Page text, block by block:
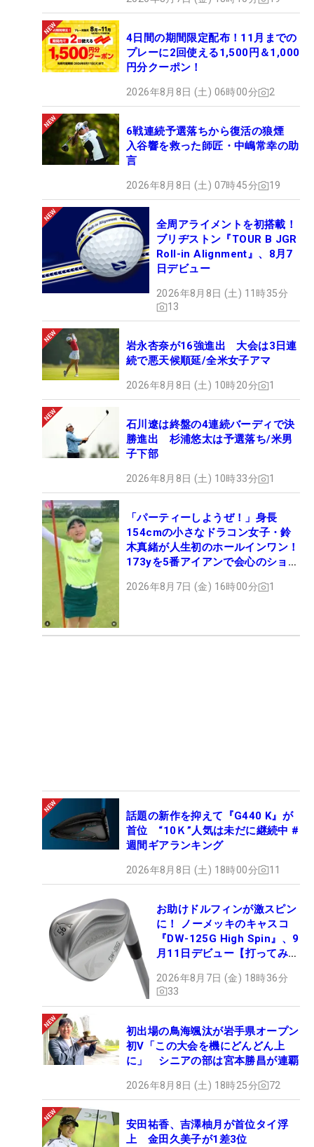
4日間の期間限定配布！11月までの
プレーに2回使える1,500円＆1,000
円分クーポン！
2026年8月8日 (土) 06時00分 2
6戦連続予選落ちから復活の狼煙
入谷響を救った師匠・中嶋常幸の助
言
2026年8月8日 (土) 07時45分 19
全周アライメントを初搭載！
ブリヂストン『TOUR B JGR
Roll-in Alignment』、8月7
日デビュー
2026年8月8日 (土) 11時35分
13
岩永杏奈が16強進出 大会は3日連
続で悪天候順延/全米女子アマ
2026年8月8日 (土) 10時20分 1
石川遼は終盤の4連続バーディで決
勝進出 杉浦悠太は予選落ち/米男
子下部
2026年8月8日 (土) 10時33分 1
「パーティーしようぜ！」身長
154cmの小さなドラコン女子・鈴
木真緒が人生初のホールインワン！
173yを5番アイアンで会心のショッ
2026年8月7日 (金) 16時00分 1
話題の新作を抑えて『G440 K』が
首位 “10Ｋ”人気は未だに継続中 #
週間ギアランキング
2026年8月8日 (土) 18時00分 11
お助けドルフィンが激スピン
に！ ノーメッキのキャスコ
『DW-125G High Spin』、9
月11日デビュー【打ってみ
2026年8月7日 (金) 18時36分
33
初出場の鳥海颯汰が岩手県オープン
初V「この大会を機にどんどん上
に」 シニアの部は宮本勝昌が連覇
2026年8月8日 (土) 18時25分 72
安田祐香、吉澤柚月が首位タイ浮
上 金田久美子が1差3位